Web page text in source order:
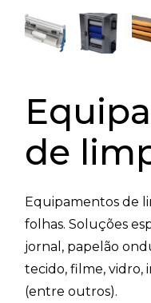
de
Equipamentos de
folhas. Soluções
jornal, papelão
tecido, filme, vidro,
(entre outros).